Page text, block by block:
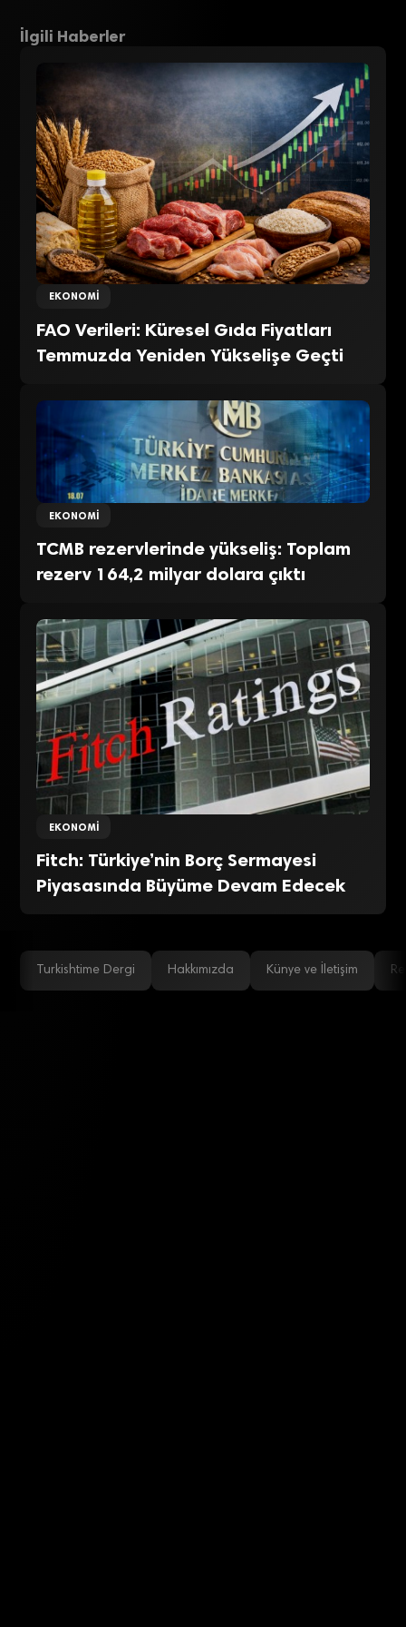
İlgili Haberler
EKONOMI
FAO Verileri: Küresel Gıda Fiyatları
Temmuzda Yeniden Yükselişe Geçti
EKONOMI
TCMB rezervlerinde yükseliş: Toplam
rezerv 164,2 milyar dolara çıktı
EKONOMI
Fitch: Türkiye’nin Borç Sermayesi
Piyasasında Büyüme Devam Edecek
Turkishtime Dergi Hakkımızda Künye ve İletişim